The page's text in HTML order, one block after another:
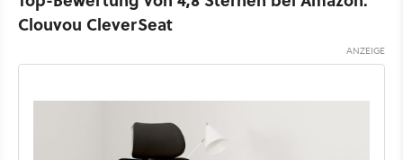
Clouvou CleverSeat